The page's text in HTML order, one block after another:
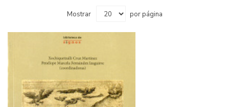
Mostrar por página